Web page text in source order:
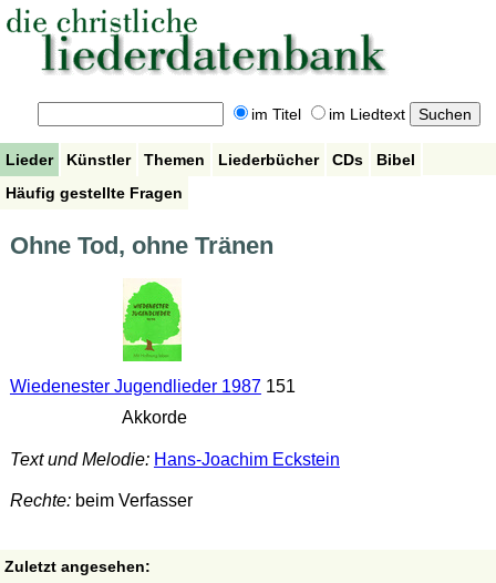
im Titel im Liedtext
Lieder Künstler Themen Liederbücher CDs
Bibel
Häufig gestellte Fragen
Ohne Tod, ohne Tränen
Wiedenester Jugendlieder 1987151
Akkorde
Text und Melodie: Hans-Joachim Eckstein
Rechte:beim Verfasser
Zuletzt angesehen: